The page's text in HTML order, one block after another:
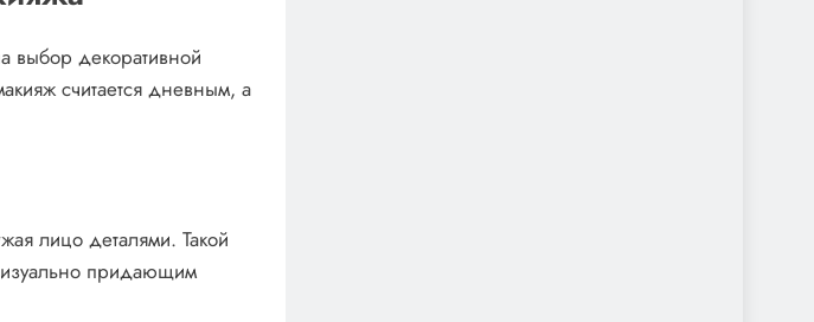
выбор декоративной
считается дневным, а
лицо деталями. Такой
придающим